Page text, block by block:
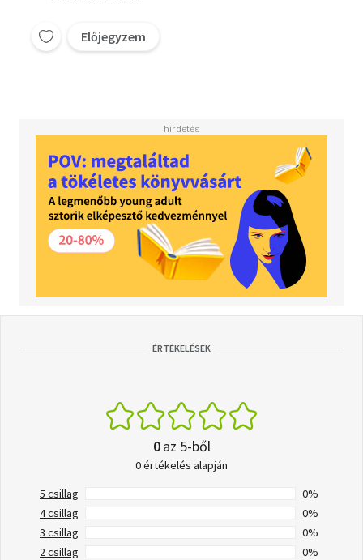
Előjegyzem
ÉRTÉKELÉSEK
0az 5-ből
0 értékelés alapján
5 csillag
0%
4 csillag
0%
3 csillag
0%
2 csillag
0%